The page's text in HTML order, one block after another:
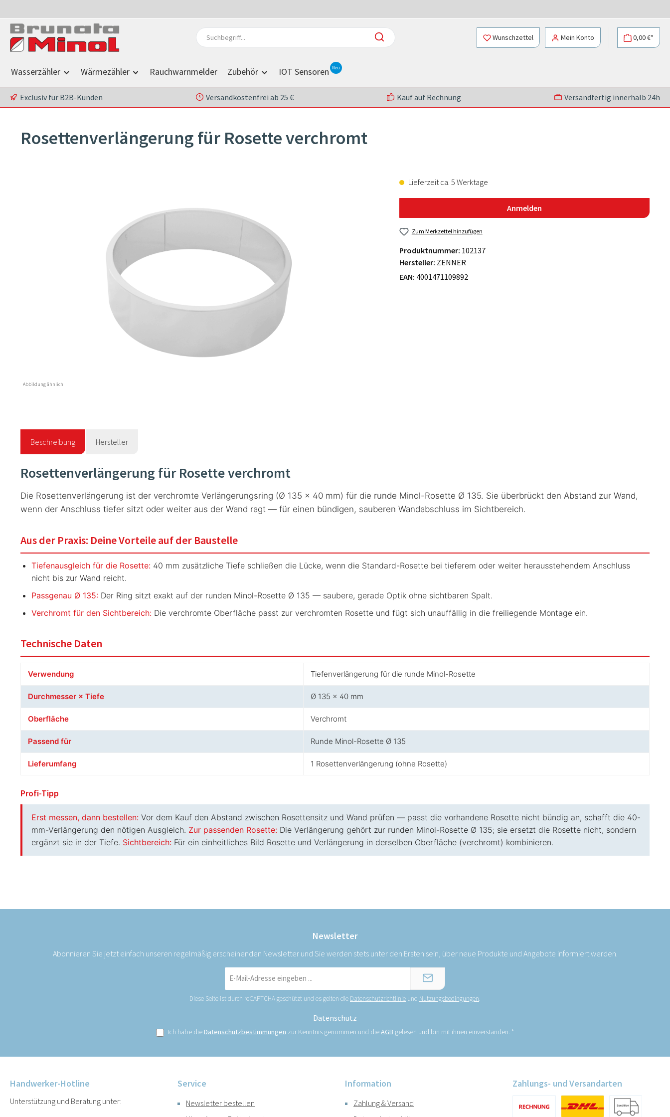
Wunschzettel Mein Konto 0,00 €*
Wasserzähler Wärmezähler Rauchwarnmelder Zubehör IOT Sensoren
Exclusiv für B2B-Kunden Versandkostenfrei ab 25 € Kauf auf Rechnung Versandfertig innerhalb 24h
Rosettenverlängerung für Rosette verchromt
Abbildung ähnlich
Lieferzeit ca. 5 Werktage
Anmelden
Zum Merkzettel hinzufügen
Produktnummer: 102137
Hersteller: ZENNER
EAN: 4001471109892
Beschreibung Hersteller
Rosettenverlängerung für Rosette verchromt
Die Rosettenverlängerung ist der verchromte Verlängerungsring (Ø 135 × 40 mm) für die runde Minol-Rosette Ø 135. Sie überbrückt den Abstand zur Wand,
wenn der Anschluss tiefer sitzt oder weiter aus der Wand ragt — für einen bündigen, sauberen Wandabschluss im Sichtbereich.
Aus der Praxis: Deine Vorteile auf der Baustelle
Tiefenausgleich für die Rosette: 40 mm zusätzliche Tiefe schließen die Lücke, wenn die Standard-Rosette bei tieferem oder weiter herausstehendem Anschluss
nicht bis zur Wand reicht.
Passgenau Ø 135: Der Ring sitzt exakt auf der runden Minol-Rosette Ø 135 — saubere, gerade Optik ohne sichtbaren Spalt.
Verchromt für den Sichtbereich: Die verchromte Oberfläche passt zur verchromten Rosette und fügt sich unauffällig in die freiliegende Montage ein.
Technische Daten
Verwendung Tiefenverlängerung für die runde Minol-Rosette
Durchmesser × Tiefe Ø 135 × 40 mm
Oberfläche Verchromt
Passend für Runde Minol-Rosette Ø 135
Lieferumfang 1 Rosettenverlängerung (ohne Rosette)
Profi-Tipp
Erst messen, dann bestellen: Vor dem Kauf den Abstand zwischen Rosettensitz und Wand prüfen — passt die vorhandene Rosette nicht bündig an, schafft die 40-
mm-Verlängerung den nötigen Ausgleich. Zur passenden Rosette: Die Verlängerung gehört zur runden Minol-Rosette Ø 135; sie ersetzt die Rosette nicht, sondern
ergänzt sie in der Tiefe. Sichtbereich: Für ein einheitliches Bild Rosette und Verlängerung in derselben Oberfläche (verchromt) kombinieren.
Newsletter
Abonnieren Sie jetzt einfach unseren regelmäßig erscheinenden Newsletter und Sie werden stets unter den Ersten sein, über neue Produkte und Angebote informiert werden.
Mail-
*
Diese Seite ist durch reCAPTCHA geschützt und es gelten die Datenschutzrichtlinie und Nutzungsbedingungen.
Datenschutz
Ich habe die Datenschutzbestimmungen zur Kenntnis genommen und dieAGB gelesen und bin mit ihnen einverstanden. *
Handwerker-Hotline
Unterstützung und Beratung unter:
Service
Newsletter bestellen
Information
Zahlung & Versand
Zahlungs- und Versandarten